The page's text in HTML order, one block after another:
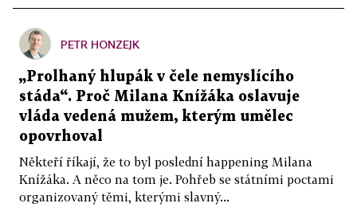
PETR HONZEJK
„Prolhaný hlupák v čele nemyslícího
stáda“. Proč Milana Knížáka oslavuje
vláda vedená mužem, kterým umělec
opovrhoval
Někteří říkají, že to byl poslední happening Milana
Knížáka. A něco na tom je. Pohřeb se státními poctami
organizovaný těmi, kterými slavný...